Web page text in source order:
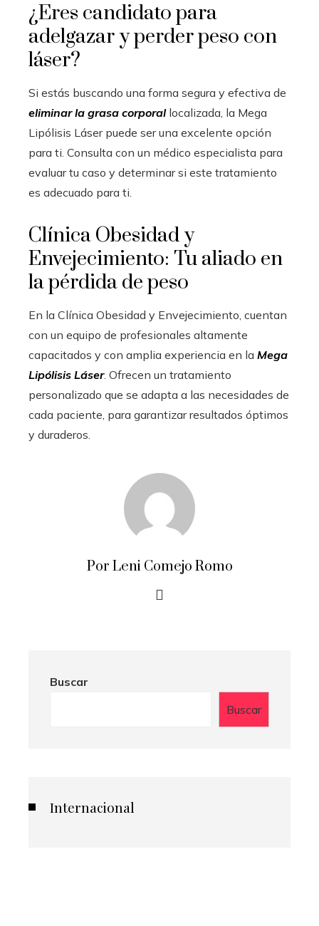
¿Eres candidato para
adelgazar y perder peso con
láser?
Si estás buscando una forma segura y efectiva de
eliminar la grasa corporallocalizada, la Mega
Lipólisis Láser puede ser una excelente opción
para ti. Consulta con un médico especialista para
evaluar tu caso y determinar si este tratamiento
es adecuado para ti.
Clínica Obesidad y
Envejecimiento: Tu aliado en
la pérdida de peso
En la Clínica Obesidad y Envejecimiento, cuentan
con un equipo de profesionales altamente
capacitados y con amplia experiencia en la Mega
Lipólisis Láser. Ofrecen un tratamiento
personalizado que se adapta a las necesidades de
cada paciente, para garantizar resultados óptimos
y duraderos.
Por Leni Comejo Romo
Buscar
Buscar
Internacional